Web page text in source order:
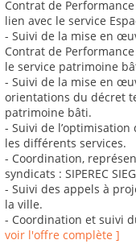
Contrat de
lien avec le service
- Suivi de la mise en
Contrat de
le service patrimoine
- Suivi de la mise en
orientations du décret
patrimoine bâti.
- Suivi de
les différents services.
- Coordination,
syndicats : SIPEREC
- Suivi des appels à
la ville.
- Coordination et suivi
voir l'offre complète ]